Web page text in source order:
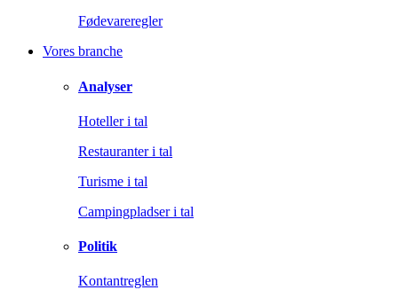
Fødevareregler
Vores branche
Analyser
Hoteller i tal
Restauranter i tal
Turisme i tal
Campingpladser i tal
Politik
Kontantreglen